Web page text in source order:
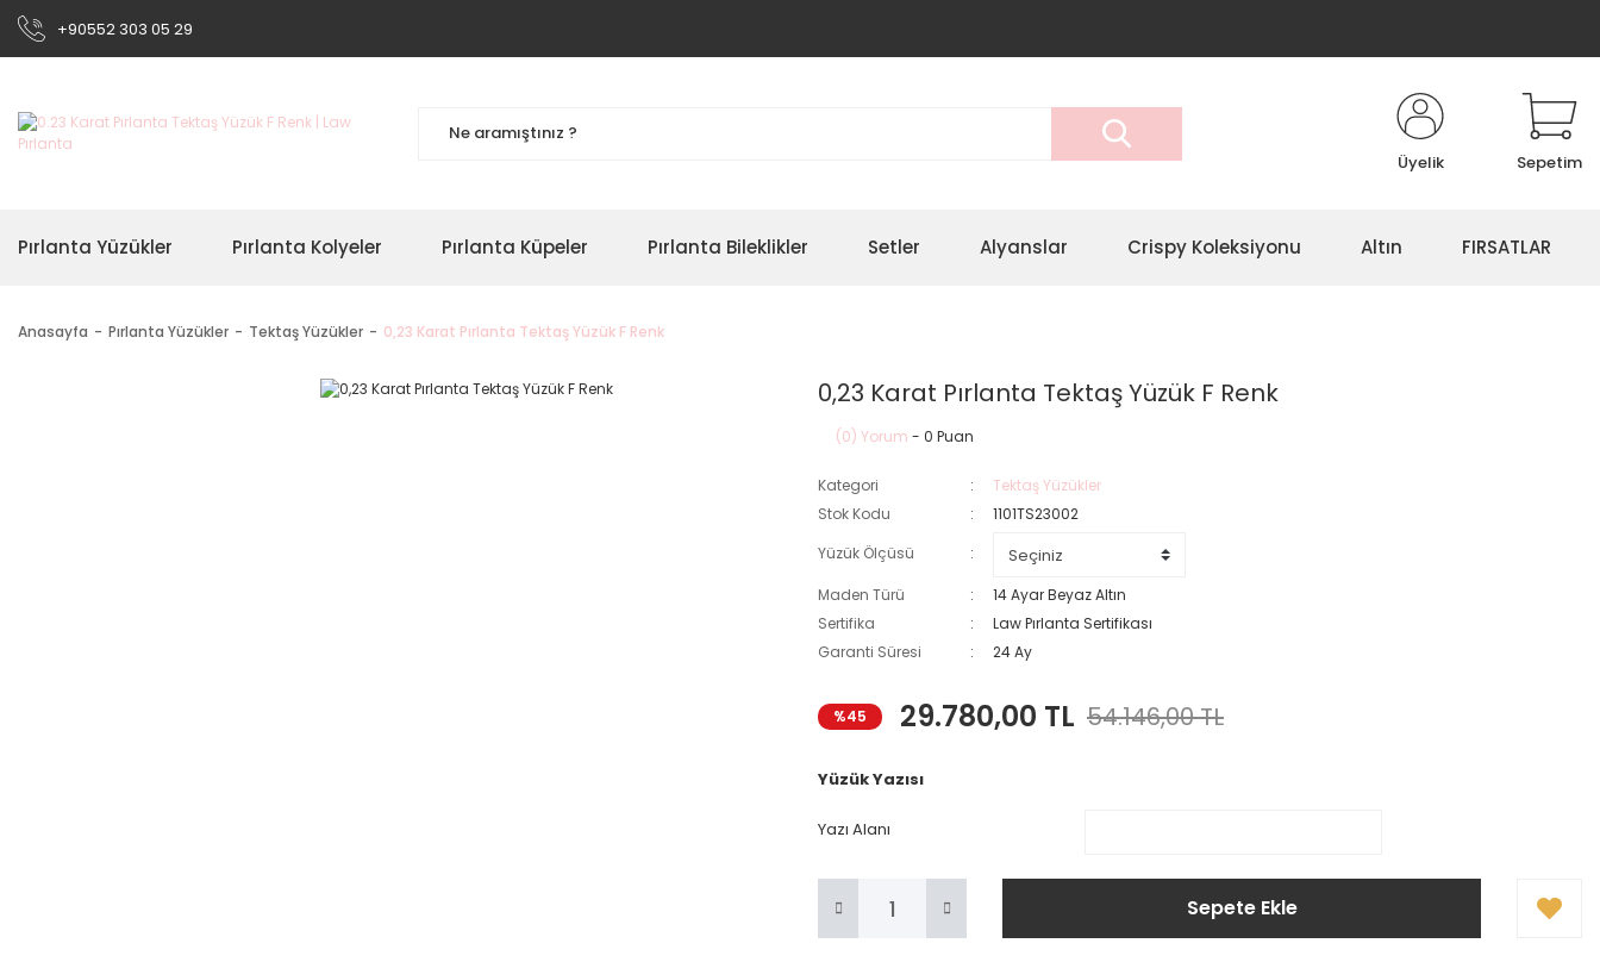
+90552 303 05 29
Üyelik Sepetim
Pırlanta Yüzükler Pırlanta Kolyeler Pırlanta Küpeler Pırlanta Bileklikler Setler Alyanslar Crispy Koleksiyonu Altın FIRSATLAR
Anasayfa Pırlanta Yüzükler Tektaş Yüzükler 0,23 Karat Pırlanta Tektaş Yüzük F Renk
0,23 Karat Pırlanta Tektaş Yüzük F Renk
(0) Yorum - 0 Puan
Kategori
Tektaş Yüzükler
Stok Kodu
1101TS23002
Yüzük Ölçüsü
Maden Türü
14 Ayar Beyaz Altın
Sertifika
Law Pırlanta Sertifikası
Garanti Süresi
24 Ay
%45 29.780,00 TL 54.146,00 TL
Yüzük Yazısı
Yazı Alanı
Sepete Ekle